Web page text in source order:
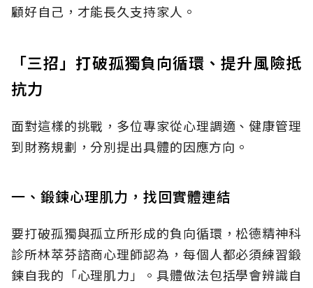
顧好自己，才能長久支持家人。
「三招」打破孤獨負向循環、提升風險抵
抗力
面對這樣的挑戰，多位專家從心理調適、健康管理
到財務規劃，分別提出具體的因應方向。
一、鍛鍊心理肌力，找回實體連結
要打破孤獨與孤立所形成的負向循環，松德精神科
診所林萃芬諮商心理師認為，每個人都必須練習鍛
鍊自我的「心理肌力」。具體做法包括學會辨識自